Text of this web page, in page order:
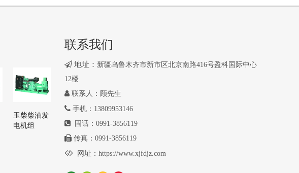
玉柴柴油发
电机组
联系我们
 地址： 新疆乌鲁木齐市新市区北京南路416号盈科国际中心
12楼
 联系人：顾先生
 手机：13809953146
 固话：0991-3856119
 传真：0991-3856119

网址： https://www.xjfdjz.com